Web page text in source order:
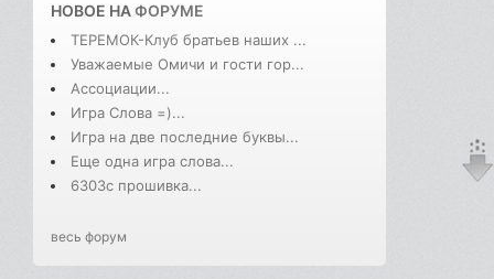
НОВОЕ НАФОРУМЕ
ТЕРЕМОК-Клуб братьев наших ...
Уважаемые Омичи и гости гор...
Ассоциации...
Игра Слова =)...
Игра на две последние буквы...
Еще одна игра слова...
6303с прошивка...
весь форум